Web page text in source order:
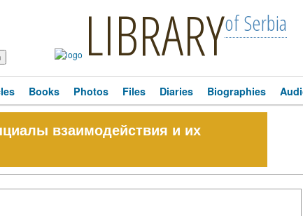
LIBRARYof Serbia
Books Photos Files Diaries Biographies
взаимодействия и их